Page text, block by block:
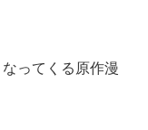
ってくる原作漫